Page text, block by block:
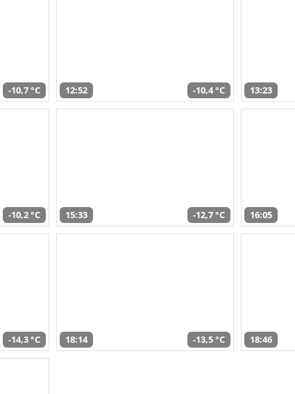
-10,7 °C 12:52 -10,4 °C 13:23
-10,2 °C 15:33 -12,7 °C 16:05
-14,3 °C 18:14 -13,5 °C 18:46